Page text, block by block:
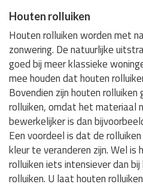
Houten rolluiken
Houten rolluiken worden met
zonwering. De natuurlijke
goed bij meer klassieke
mee houden dat houten
Bovendien zijn houten
rolluiken, omdat het materiaal
bewerkelijker is dan
Een voordeel is dat de
kleur te veranderen zijn. Wel is
rolluiken iets intensiever dan
rolluiken. U laat houten